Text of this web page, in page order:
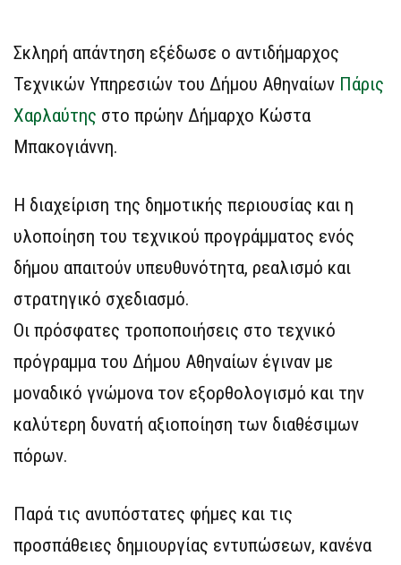
Σκληρή απάντηση εξέδωσε ο αντιδήμαρχος
Τεχνικών Υπηρεσιών του Δήμου Αθηναίων Πάρις
Χαρλαύτης στο πρώην Δήμαρχο Κώστα
Μπακογιάννη.
Η διαχείριση της δημοτικής περιουσίας και η
υλοποίηση του τεχνικού προγράμματος ενός
δήμου απαιτούν υπευθυνότητα, ρεαλισμό και
στρατηγικό σχεδιασμό.
Οι πρόσφατες τροποποιήσεις στο τεχνικό
πρόγραμμα του Δήμου Αθηναίων έγιναν με
μοναδικό γνώμονα τον εξορθολογισμό και την
καλύτερη δυνατή αξιοποίηση των διαθέσιμων
πόρων.
Παρά τις ανυπόστατες φήμες και τις
προσπάθειες δημιουργίας εντυπώσεων, κανένα